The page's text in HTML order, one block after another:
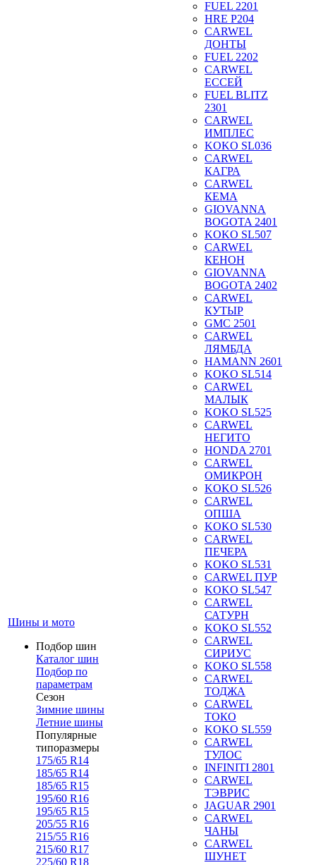
Шины и мото
Подбор шин
Каталог шин
Подбор по
параметрам
Сезон
Зимние шины
Летние шины
Популярные
типоразмеры
175/65 R14
185/65 R14
185/65 R15
195/60 R16
195/65 R15
205/55 R16
215/55 R16
215/60 R17
225/60 R18
FUEL 2201
HRE P204
CARWEL
ДОНТЫ
FUEL 2202
CARWEL
ЕССЕЙ
FUEL BLITZ
2301
CARWEL
ИМПЛЕС
KOKO SL036
CARWEL
КАГРА
CARWEL
КЕМА
GIOVANNA
BOGOTA 2401
KOKO SL507
CARWEL
КЕНОН
GIOVANNA
BOGOTA 2402
CARWEL
КУТЫР
GMC 2501
CARWEL
ЛЯМБДА
HAMANN 2601
KOKO SL514
CARWEL
МАЛЫК
KOKO SL525
CARWEL
НЕГИТО
HONDA 2701
CARWEL
ОМИКРОН
KOKO SL526
CARWEL
ОПША
KOKO SL530
CARWEL
ПЕЧЕРА
KOKO SL531
CARWEL ПУР
KOKO SL547
CARWEL
САТУРН
KOKO SL552
CARWEL
СИРИУС
KOKO SL558
CARWEL
ТОДЖА
CARWEL
ТОКО
KOKO SL559
CARWEL
ТУЛОС
INFINITI 2801
CARWEL
ТЭВРИС
JAGUAR 2901
CARWEL
ЧАНЫ
CARWEL
ШУНЕТ